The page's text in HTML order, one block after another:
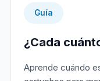
Guía
¿Cada
Aprende cuándo